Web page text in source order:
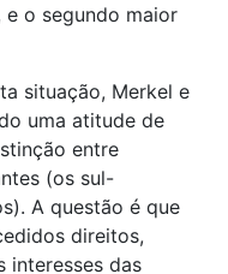
o segundo maior
situação, Merkel e
uma atitude de
entre
(os sul-
A questão é que
direitos,
interesses das